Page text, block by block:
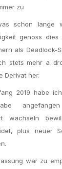
zu
schon lange
genoss
als Deadlock-
stets mehr a
Derivat her.
2019 habe
wachseln
plus neuer
war zu